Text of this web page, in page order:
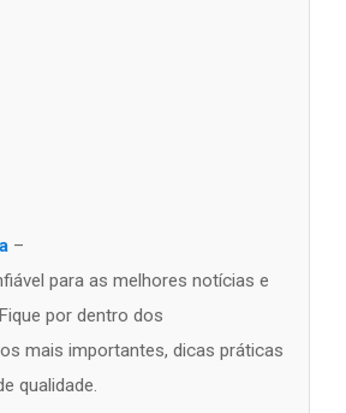
–
para as melhores notícias e
por dentro dos
mais importantes, dicas práticas
qualidade.